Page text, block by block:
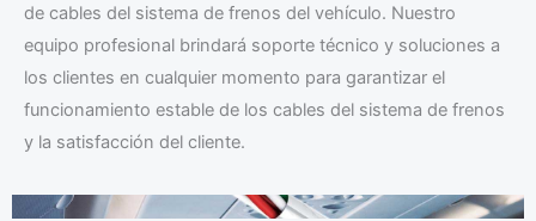
de cables del sistema de frenos del vehículo. Nuestro
equipo profesional brindará soporte técnico y soluciones a
los clientes en cualquier momento para garantizar el
funcionamiento estable de los cables del sistema de frenos
y la satisfacción del cliente.